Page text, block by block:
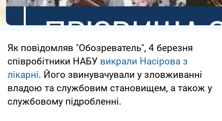
Як повідомляв "Обозреватель", 4 березня
співробітники НАБУ викрали Насірова з
лікарні. Його звинувачували у зловживанні
владою та службовим становищем, а також у
службовому підробленні.